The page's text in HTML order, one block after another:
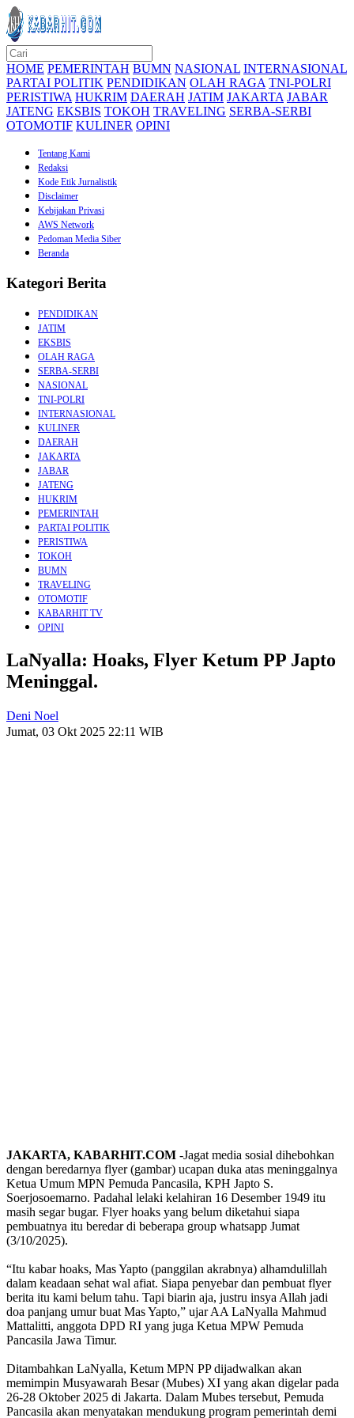
HOME PEMERINTAH BUMN NASIONAL INTERNASIONAL
PARTAI POLITIK PENDIDIKAN OLAH RAGA TNI-POLRI
PERISTIWA HUKRIM DAERAH JATIM JAKARTA JABAR
JATENG EKSBIS TOKOH TRAVELING SERBA-SERBI
OTOMOTIF KULINER OPINI
Tentang Kami
Redaksi
Kode Etik Jurnalistik
Disclaimer
Kebijakan Privasi
AWS Network
Pedoman Media Siber
Beranda
Kategori Berita
PENDIDIKAN
JATIM
EKSBIS
OLAH RAGA
SERBA-SERBI
NASIONAL
TNI-POLRI
INTERNASIONAL
KULINER
DAERAH
JAKARTA
JABAR
JATENG
HUKRIM
PEMERINTAH
PARTAI POLITIK
PERISTIWA
TOKOH
BUMN
TRAVELING
OTOMOTIF
KABARHIT TV
OPINI
LaNyalla: Hoaks, Flyer Ketum PP Japto
Meninggal.
Deni Noel
Jumat, 03 Okt 2025 22:11 WIB
JAKARTA, KABARHIT.COM -Jagat media sosial dihebohkan
dengan beredarnya flyer (gambar) ucapan duka atas meninggalnya
Ketua Umum MPN Pemuda Pancasila, KPH Japto S.
Soerjosoemarno. Padahal lelaki kelahiran 16 Desember 1949 itu
masih segar bugar. Flyer hoaks yang belum diketahui siapa
pembuatnya itu beredar di beberapa group whatsapp Jumat
(3/10/2025).
“Itu kabar hoaks, Mas Yapto (panggilan akrabnya) alhamdulillah
dalam keadaan sehat wal afiat. Siapa penyebar dan pembuat flyer
berita itu kami belum tahu. Tapi biarin aja, justru insya Allah jadi
doa panjang umur buat Mas Yapto,” ujar AA LaNyalla Mahmud
Mattalitti, anggota DPD RI yang juga Ketua MPW Pemuda
Pancasila Jawa Timur.
Ditambahkan LaNyalla, Ketum MPN PP dijadwalkan akan
memimpin Musyawarah Besar (Mubes) XI yang akan digelar pada
26-28 Oktober 2025 di Jakarta. Dalam Mubes tersebut, Pemuda
Pancasila akan menyatakan mendukung program pemerintah demi